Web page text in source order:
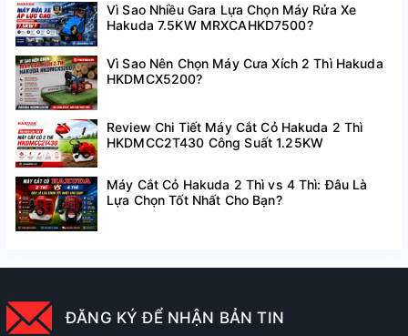
Vì Sao Nhiều Gara Lựa Chọn Máy Rửa Xe
Hakuda 7.5KW MRXCAHKD7500?
Vì Sao Nên Chọn Máy Cưa Xích 2 Thì Hakuda
HKDMCX5200?
Review Chi Tiết Máy Cắt Cỏ Hakuda 2 Thì
HKDMCC2T430 Công Suất 1.25KW
Máy Cắt Cỏ Hakuda 2 Thì vs 4 Thì: Đâu Là
Lựa Chọn Tốt Nhất Cho Bạn?
ĐĂNG KÝ ĐỂ NHẬN BẢN TIN